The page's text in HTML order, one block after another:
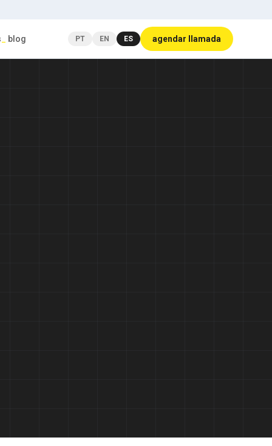
blog PT EN ES agendar llamada